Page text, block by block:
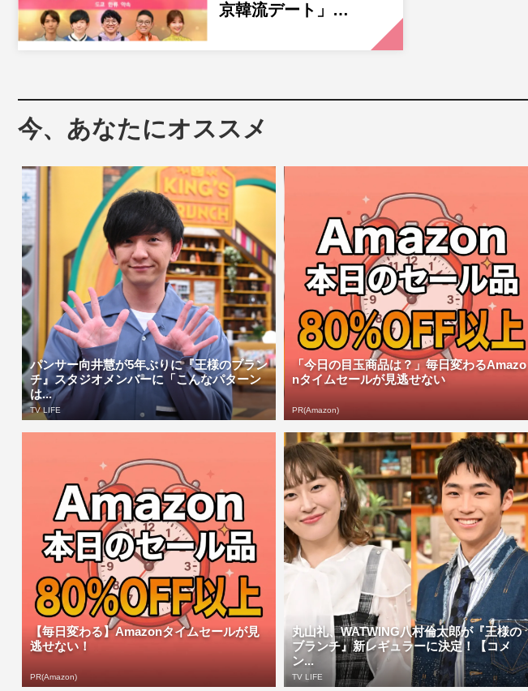
京韓流デート」…
今、あなたにオススメ
パンサー向井慧が5年ぶりに『王様のブラン
チ』スタジオメンバーに「こんなパターン
は...
TV LIFE
「今日の目玉商品は？」毎日変わるAmazo
nタイムセールが見逃せない
PR(Amazon)
【毎日変わる】Amazonタイムセールが見
逃せない！
PR(Amazon)
丸山礼、WATWING八村倫太郎が『王様の
ブランチ』新レギュラーに決定！【コメ
ン...
TV LIFE